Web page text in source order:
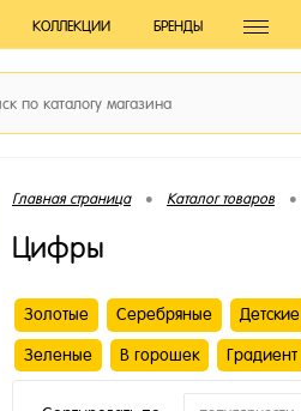
КОЛЛЕКЦИИ БРЕНДЫ
Главная страница • Каталог товаров •
Цифры
Золотые Серебряные Детские
Зеленые В горошек Градиент